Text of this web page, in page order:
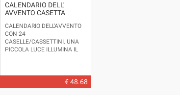
CALENDARIO DELL'
AVVENTO CASETTA
CALENDARIO DELL'AVVENTO
CON 24
CASELLE/CASSETTINI. UNA
PICCOLA LUCE ILLUMINA IL
DIMENSIONI: CM.35X10 -
ALTEZZA CM.37 CIRCA
€ 48.68